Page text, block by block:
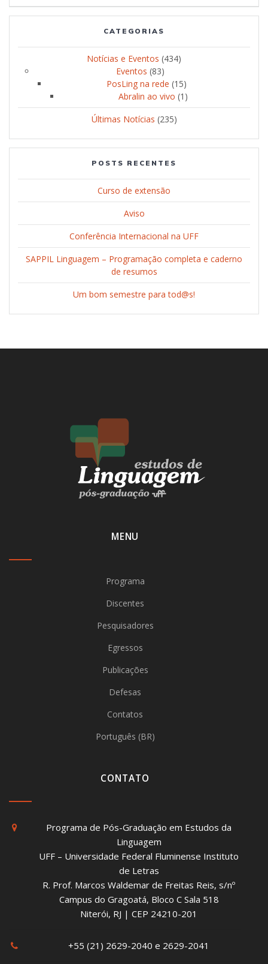
CATEGORIAS
Notícias e Eventos (434)
Eventos (83)
PosLing na rede (15)
Abralin ao vivo (1)
Últimas Notícias (235)
POSTS RECENTES
Curso de extensão
Aviso
Conferência Internacional na UFF
SAPPIL Linguagem – Programação completa e caderno
de resumos
Um bom semestre para tod@s!
MENU
Programa
Discentes
Pesquisadores
Egressos
Publicações
Defesas
Contatos
Português (BR)
CONTATO
Programa de Pós-Graduação em Estudos da
Linguagem
UFF – Universidade Federal Fluminense Instituto
de Letras
R. Prof. Marcos Waldemar de Freitas Reis, s/nº
Campus do Gragoatá, Bloco C Sala 518
Niterói, RJ | CEP 24210-201
+55 (21) 2629-2040 e 2629-2041